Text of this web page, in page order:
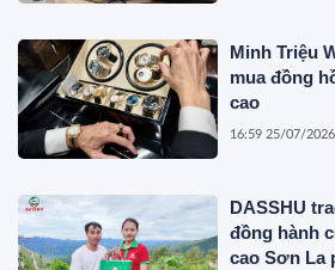
Minh Triệu
mua đồng
cao
16:59 25/07/2026
DASSHU
đồng hành
cao Sơn La